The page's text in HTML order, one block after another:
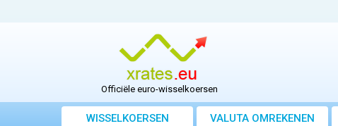
Officiële euro-wisselkoersen
WISSELKOERSEN VALUTA OMREKENEN